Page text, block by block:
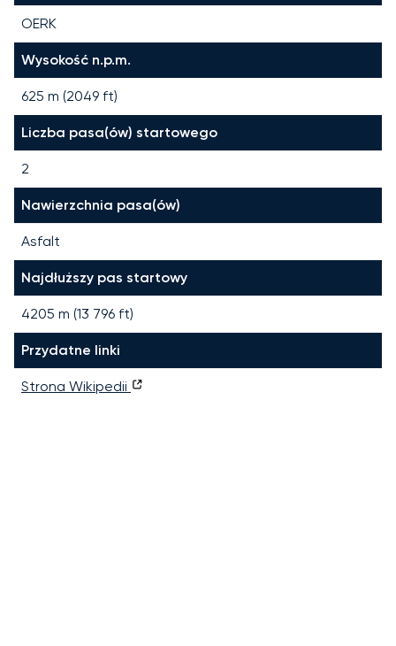
OERK
Wysokość n.p.m.
625 m (2049 ft)
Liczba pasa(ów) startowego
2
Nawierzchnia pasa(ów)
Asfalt
Najdłuższy pas startowy
4205 m (13 796 ft)
Przydatne linki
Strona Wikipedii